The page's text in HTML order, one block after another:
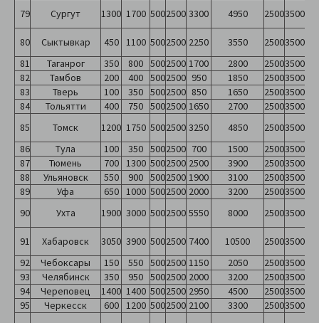
79
Сургут 1300 1700 5002500 3300 4950 25003500
80 Сыктывкар 450 1100 5002500 2250 3550 25003500
81
Таганрог 350 800 5002500 1700 2800 25003500
82
Тамбов 200 400 5002500 950 1850 25003500
83
Тверь 100 350 5002500 850 1650 25003500
84
Тольятти 400 750 5002500 1650 2700 25003500
85
Томск 1200 1750 5002500 3250 4850 25003500
86
Тула 100 350 5002500 700 1500 25003500
87
Тюмень 700 1300 5002500 2500 3900 25003500
88
Ульяновск 550 900 5002500 1900 3100 25003500
89
Уфа 650 1000 5002500 2000 3200 25003500
90
Ухта 1900 3000 5002500 5550 8000 25003500
91 Хабаровск 3050 3900 5002500 7400 10500 25003500
92
Чебоксары 150 550 5002500 1150 2050 25003500
93
Челябинск 350 950 5002500 2000 3200 25003500
94
Череповец 1400 1400 5002500 2950 4500 25003500
95
Черкесск 600 1200 5002500 2100 3300 25003500